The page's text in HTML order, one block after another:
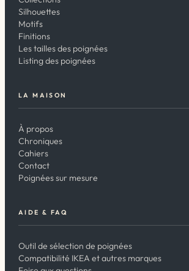
Silhouettes
Motifs
Finitions
Les tailles des poignées
Listing des poignées
LA MAISON
À propos
Chroniques
Cahiers
Contact
Poignées sur mesure
AIDE & FAQ
Outil de sélection de poignées
Compatibilité IKEA et autres marques